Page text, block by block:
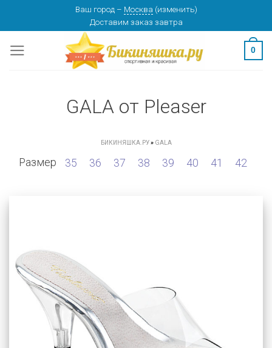
content
Ваш город – Москва (изменить)
Доставим заказ завтра
0
GALA от Pleaser
БИКИНЯШКА.РУ» GALA
Размер 35 36 37 38 39 40 41 42